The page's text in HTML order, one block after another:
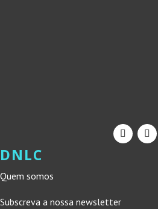
DNLC
Quem somos
Subscreva a nossa newsletter